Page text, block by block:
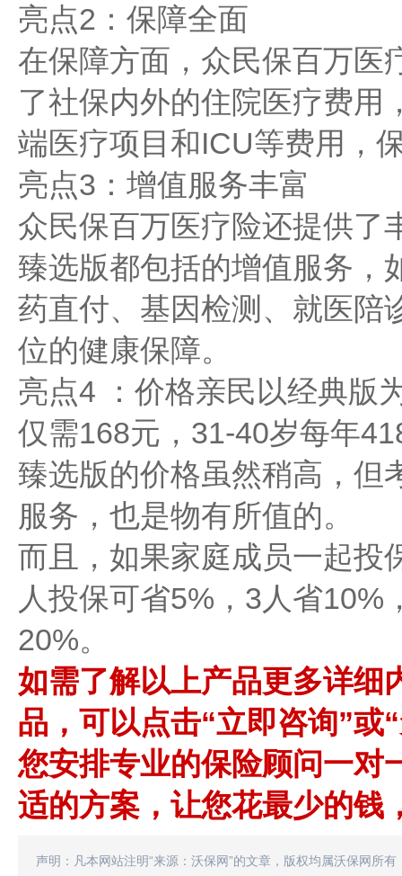
亮点2：保障全面
在保障方面，众民保百万医
了社保内外的住院医疗费用
端医疗项目和ICU等费用，
亮点3：增值服务丰富
众民保百万医疗险还提供了
臻选版都包括的增值服务，
药直付、基因检测、就医陪
位的健康保障。
亮点4 ：价格亲民以经典版
仅需168元，31-40岁每年
臻选版的价格虽然稍高，但
服务，也是物有所值的。
而且，如果家庭成员一起投
人投保可省5%，3人省10%
20%。
如需了解以上产品更多详细
品，可以点击“立即咨询”或
您安排专业的保险顾问一对
适的方案，让您花最少的钱
声明：凡本网站注明“来源：沃保网”的文章，版权均属沃保网所